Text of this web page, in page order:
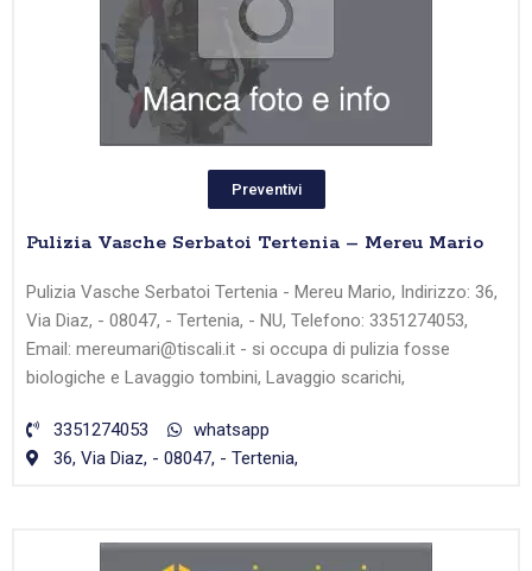
Preventivi
Pulizia Vasche Serbatoi Tertenia – Mereu Mario
Pulizia Vasche Serbatoi Tertenia - Mereu Mario, Indirizzo: 36,
Via Diaz, - 08047, - Tertenia, - NU, Telefono: 3351274053,
Email: mereumari@tiscali.it - si occupa di pulizia fosse
biologiche e Lavaggio tombini, Lavaggio scarichi,
3351274053
whatsapp
36, Via Diaz, - 08047, - Tertenia,